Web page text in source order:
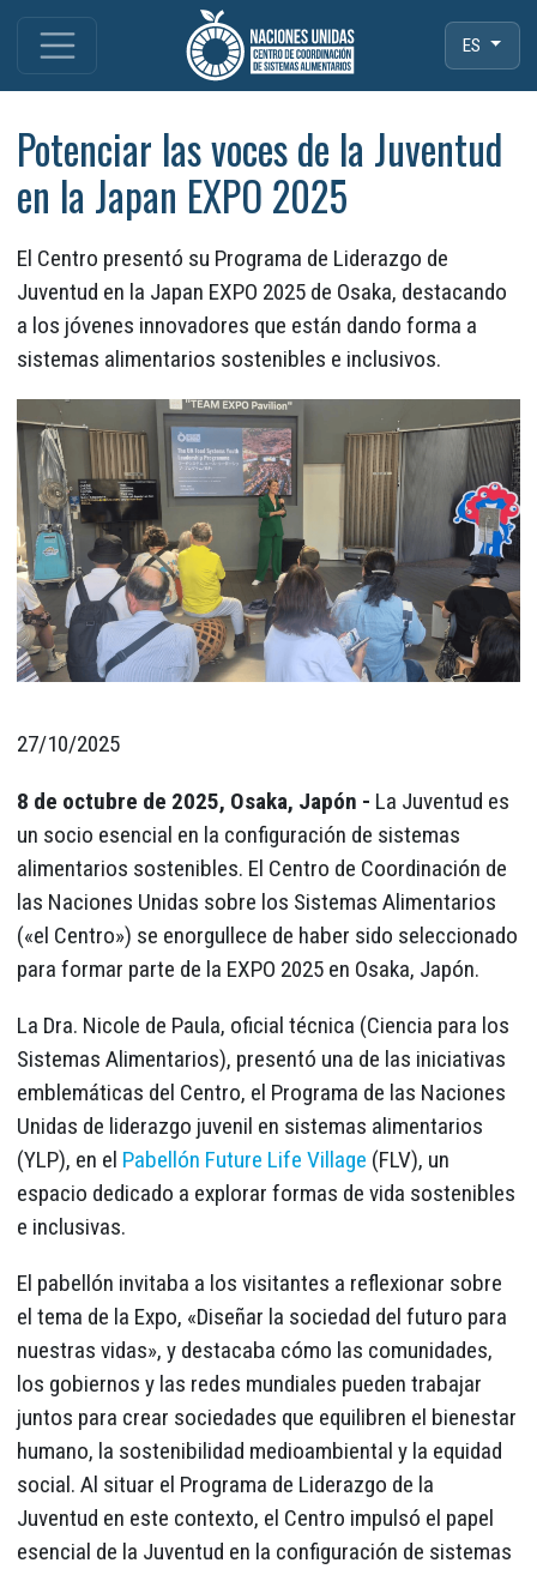
ES
Potenciar las voces de la Juventud
en la Japan EXPO 2025
El Centro presentó su Programa de Liderazgo de
Juventud en la Japan EXPO 2025 de Osaka, destacando
a los jóvenes innovadores que están dando forma a
sistemas alimentarios sostenibles e inclusivos.
27/10/2025
8 de octubre de 2025, Osaka, Japón - La Juventud es
un socio esencial en la configuración de sistemas
alimentarios sostenibles. El Centro de Coordinación de
las Naciones Unidas sobre los Sistemas Alimentarios
(«el Centro») se enorgullece de haber sido seleccionado
para formar parte de la EXPO 2025 en Osaka, Japón.
La Dra. Nicole de Paula, oficial técnica (Ciencia para los
Sistemas Alimentarios), presentó una de las iniciativas
emblemáticas del Centro, el Programa de las Naciones
Unidas de liderazgo juvenil en sistemas alimentarios
(YLP), en el Pabellón Future Life Village (FLV), un
espacio dedicado a explorar formas de vida sostenibles
e inclusivas.
El pabellón invitaba a los visitantes a reflexionar sobre
el tema de la Expo, «Diseñar la sociedad del futuro para
nuestras vidas», y destacaba cómo las comunidades,
los gobiernos y las redes mundiales pueden trabajar
juntos para crear sociedades que equilibren el bienestar
humano, la sostenibilidad medioambiental y la equidad
social. Al situar el Programa de Liderazgo de la
Juventud en este contexto, el Centro impulsó el papel
esencial de la Juventud en la configuración de sistemas